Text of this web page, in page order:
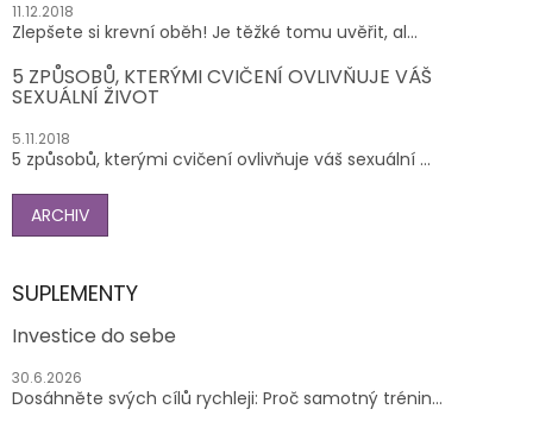
11.12.2018
Zlepšete si krevní oběh! Je těžké tomu uvěřit, al...
5 ZPŮSOBŮ, KTERÝMI CVIČENÍ OVLIVŇUJE VÁŠ
SEXUÁLNÍ ŽIVOT
5.11.2018
5 způsobů, kterými cvičení ovlivňuje váš sexuální ...
ARCHIV
SUPLEMENTY
Investice do sebe
30.6.2026
Dosáhněte svých cílů rychleji: Proč samotný trénin...